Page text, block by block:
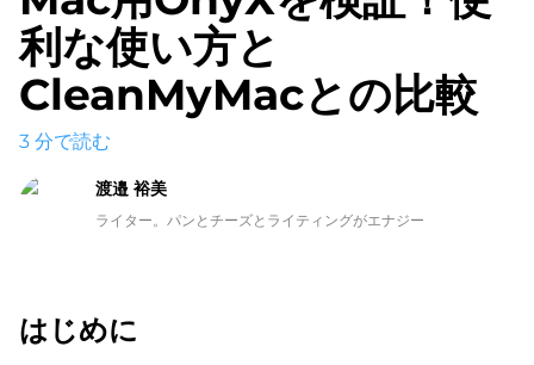
利な使い方と
CleanMyMacとの比較
3 分で読む
渡邉 裕美
ライター。パンとチーズとライティングがエナジー
はじめに